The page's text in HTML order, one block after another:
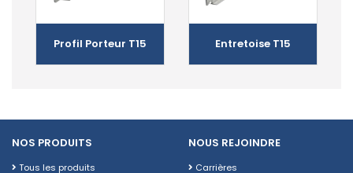
Profil Porteur T15 Entretoise T15
NOS PRODUITS
Tous les produits
NOUS REJOINDRE
Carrières